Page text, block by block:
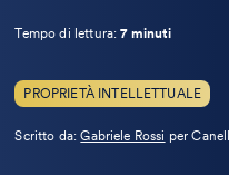
Tempo di lettura:7 minuti
PROPRIETÀ INTELLETTUALE
Scritto da:Gabriele Rossi Leggi
per